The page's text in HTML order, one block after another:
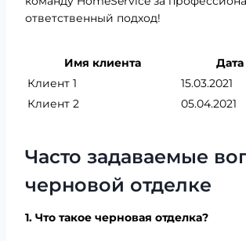
ответственный подход!
Имя клиента
Клиент 1
15.03.2021
Клиент 2
05.04.2021
Часто задаваемые
черновой отделке
1. Что такое черновая отделка?